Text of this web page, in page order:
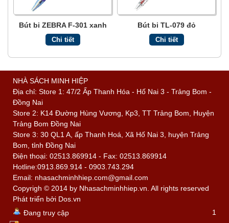
Bút bi ZEBRA F-301 xanh
Chi tiết
Bút bi TL-079 đỏ
Chi tiết
NHÀ SÁCH MINH HIỆP
Địa chỉ: Store 1: 47/2 Ấp Thanh Hóa - Hố Nai 3 - Trảng Bom -
Đồng Nai
Store 2: K14 Đường Hùng Vương, Kp3, TT Trảng Bom, Huyện
Trảng Bom Đồng Nai
Store 3: 30 QL1 A, ấp Thanh Hoá, Xã Hố Nai 3, huyện Trảng
Bom, tỉnh Đồng Nai
Điện thoại: 02513.869914 - Fax: 02513.869914
Hotline:0913.869.914 - 0903.743.294
Email: nhasachminhhiep.com@gmail.com
Copyrigh © 2014 by Nhasachminhhiep.vn. All rights reserved
Phát triển bởi Dos.vn
Đang truy cập
1